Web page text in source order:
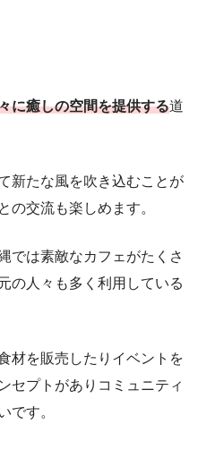
に癒しの空間を提供する道
新たな風を吹き込むことが
の交流も楽しめます。
では素敵なカフェがたくさ
の人々も多く利用している
材を販売したりイベントを
セプトがありコミュニティ
です。